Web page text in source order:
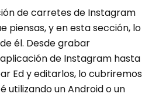
de carretes de Instagram
piensas, y en esta sección, lo
él. Desde grabar
de Instagram hasta
Ed y editarlos, lo cubriremos
utilizando un Android o un